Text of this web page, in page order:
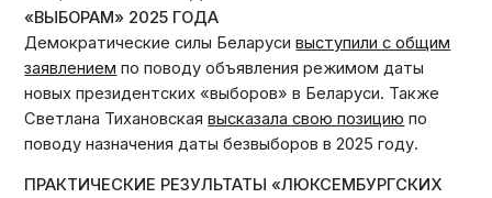
«ВЫБОРАМ» 2025 ГОДА
Демократические силы Беларусивыступили с общим
заявлением по поводу объявления режимом даты
новых президентских «выборов» в Беларуси. Также
Светлана Тихановскаявысказала свою позицию по
поводу назначения даты безвыборов в 2025 году.
ПРАКТИЧЕСКИЕ РЕЗУЛЬТАТЫ «ЛЮКСЕМБУРГСКИХ